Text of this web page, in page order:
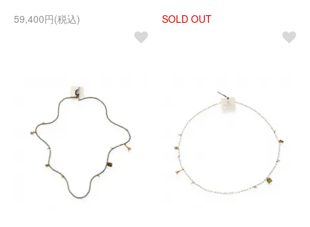
59,400円(税込)
SOLD OUT